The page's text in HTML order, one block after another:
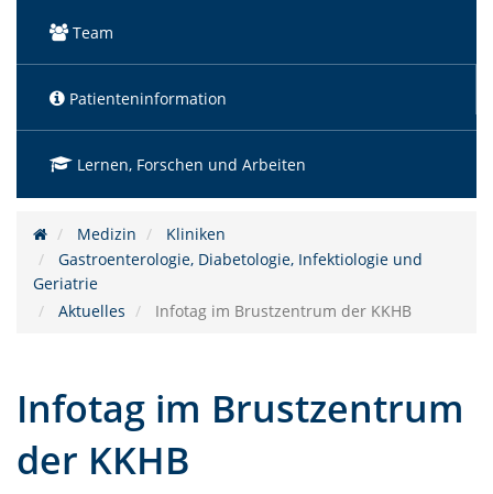
Team
Patienteninformation
Lernen, Forschen und Arbeiten
Medizin
Kliniken
Gastroenterologie, Diabetologie, Infektiologie und
Geriatrie
Aktuelles
Infotag im Brustzentrum der KKHB
Infotag im Brustzentrum
der KKHB